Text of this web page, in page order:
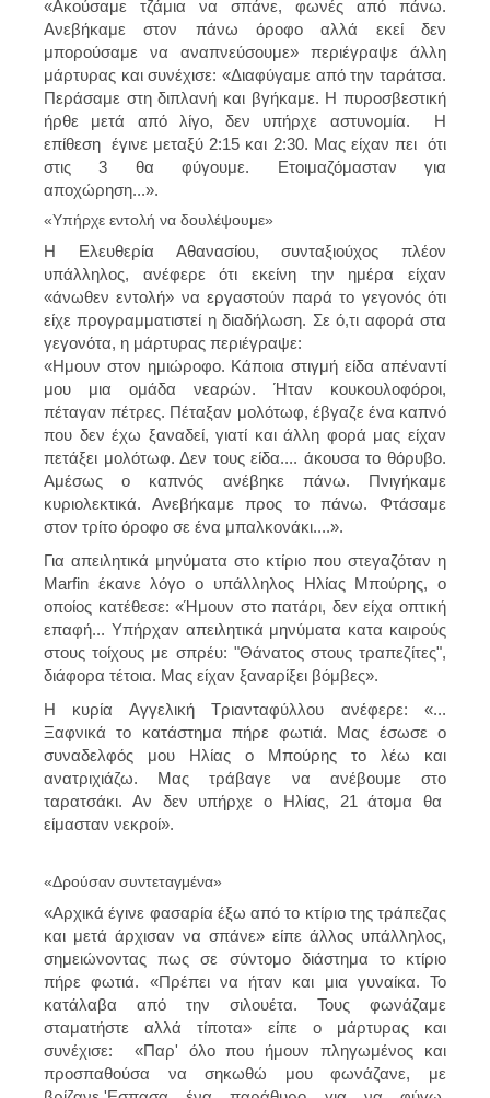
«Ακούσαμε τζάμια να σπάνε, φωνές από πάνω.
Ανεβήκαμε στον πάνω όροφο αλλά εκεί δεν
μπορούσαμε να αναπνεύσουμε» περιέγραψε άλλη
μάρτυρας και συνέχισε: «Διαφύγαμε από την ταράτσα.
Περάσαμε στη διπλανή και βγήκαμε. Η πυροσβεστική
ήρθε μετά από λίγο, δεν υπήρχε αστυνομία. Η
επίθεση έγινε μεταξύ 2:15 και 2:30. Μας είχαν πει ότι
στις 3 θα φύγουμε. Ετοιμαζόμασταν για
αποχώρηση...».
«Υπήρχε εντολή να δουλέψουμε»
Η Ελευθερία Αθανασίου, συνταξιούχος πλέον
υπάλληλος, ανέφερε ότι εκείνη την ημέρα είχαν
«άνωθεν εντολή» να εργαστούν παρά το γεγονός ότι
είχε προγραμματιστεί η διαδήλωση. Σε ό,τι αφορά στα
γεγονότα, η μάρτυρας περιέγραψε:
«Ημουν στον ημιώροφο. Κάποια στιγμή είδα απέναντί
μου μια ομάδα νεαρών. Ήταν κουκουλοφόροι,
πέταγαν πέτρες. Πέταξαν μολότωφ, έβγαζε ένα καπνό
που δεν έχω ξαναδεί, γιατί και άλλη φορά μας είχαν
πετάξει μολότωφ. Δεν τους είδα.... άκουσα το θόρυβο.
Αμέσως ο καπνός ανέβηκε πάνω. Πνιγήκαμε
κυριολεκτικά. Ανεβήκαμε προς το πάνω. Φτάσαμε
στον τρίτο όροφο σε ένα μπαλκονάκι....».
Για απειλητικά μηνύματα στο κτίριο που στεγαζόταν η
Marfin έκανε λόγο ο υπάλληλος Ηλίας Μπούρης, ο
οποίος κατέθεσε: «Ήμουν στο πατάρι, δεν είχα οπτική
επαφή... Υπήρχαν απειλητικά μηνύματα κατα καιρούς
στους τοίχους με σπρέυ: "Θάνατος στους τραπεζίτες",
διάφορα τέτοια. Μας είχαν ξαναρίξει βόμβες».
Η κυρία Αγγελική Τριανταφύλλου ανέφερε: «...
Ξαφνικά το κατάστημα πήρε φωτιά. Μας έσωσε ο
συναδελφός μου Ηλίας ο Μπούρης το λέω και
ανατριχιάζω. Μας τράβαγε να ανέβουμε στο
ταρατσάκι. Αν δεν υπήρχε ο Ηλίας, 21 άτομα θα
είμασταν νεκροί».
«Δρούσαν συντεταγμένα»
«Αρχικά έγινε φασαρία έξω από το κτίριο της τράπεζας
και μετά άρχισαν να σπάνε» είπε άλλος υπάλληλος,
σημειώνοντας πως σε σύντομο διάστημα το κτίριο
πήρε φωτιά. «Πρέπει να ήταν και μια γυναίκα. Το
κατάλαβα από την σιλουέτα. Τους φωνάζαμε
σταματήστε αλλά τίποτα» είπε ο μάρτυρας και
συνέχισε: «Παρ' όλο που ήμουν πληγωμένος και
προσπαθούσα να σηκωθώ μου φωνάζανε, με